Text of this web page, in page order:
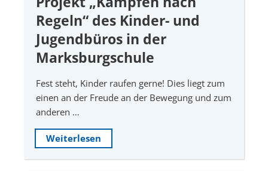
Regeln“ des Kinder- und
Jugendbüros in der
Marksburgschule
Fest steht, Kinder raufen gerne! Dies liegt zum
einen an der Freude an der Bewegung und zum
anderen …
Weiterlesen